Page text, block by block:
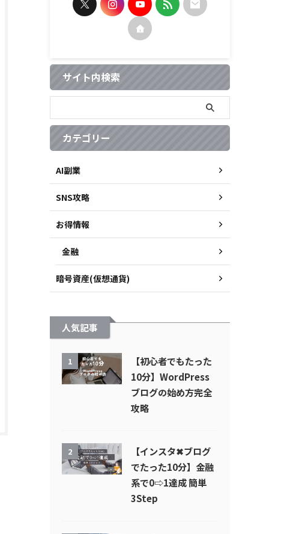
サイト内検索
カテゴリー
AI副業
SNS攻略
お得情報
金融
暗号資産(仮想通貨)
人気記事
1
【初心者でもたった
10分】WordPress
ブログの始め方完全
攻略
2
【インスタ✖︎ブログ
でたった10分】金融
系で0⇨1達成 簡単
3Step